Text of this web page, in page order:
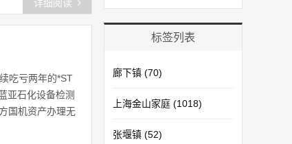
详细阅读
吃亏两年的*ST
亚石化设备检测
国机资产办理无
标签列表
廊下镇 (70)
上海金山家庭 (1018)
张堰镇 (52)